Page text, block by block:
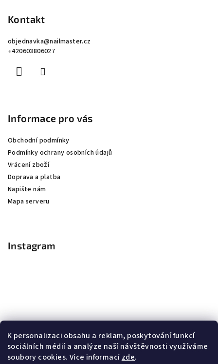
K personalizaci obsahu a reklam, poskytování funkcí
sociálních médií a analýze naší návštěvnosti využíváme
soubory cookies. Více informacízde.
Kontakt
objednavka@nailmaster.cz
+420603806027
Informace pro vás
Obchodní podmínky
Podmínky ochrany osobních údajů
Vrácení zboží
Doprava a platba
Napište nám
Mapa serveru
Instagram